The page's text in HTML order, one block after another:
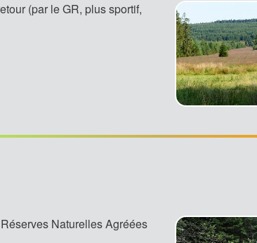
(par le GR, plus sportif,
Naturelles Agréées